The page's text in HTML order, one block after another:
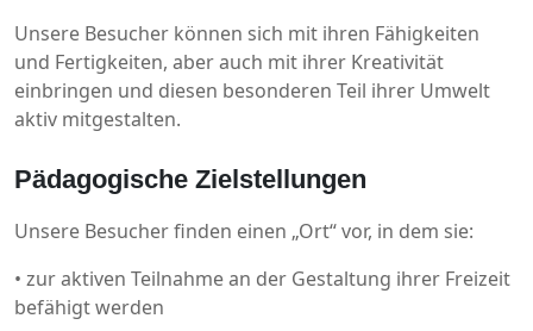
Unsere Besucher können sich mit ihren Fähigkeiten
und Fertigkeiten, aber auch mit ihrer Kreativität
einbringen und diesen besonderen Teil ihrer Umwelt
aktiv mitgestalten.
Pädagogische Zielstellungen
Unsere Besucher finden einen „Ort“ vor, in dem sie:
• zur aktiven Teilnahme an der Gestaltung ihrer Freizeit
befähigt werden